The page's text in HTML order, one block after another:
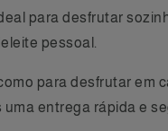
para desfrutar
pessoal.
para desfrutar em
uma entrega rápida e